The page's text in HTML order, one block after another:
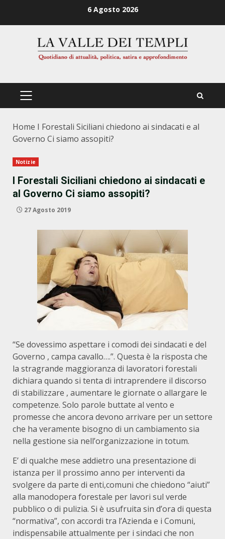
6 Agosto 2026
PRIMÄRES
Home I Forestali Siciliani chiedono ai sindacati e al
Governo Ci siamo assopiti?
Notizie
I Forestali Siciliani chiedono ai sindacati e
al Governo Ci siamo assopiti?
27 Agosto 2019
“Se dovessimo aspettare i comodi dei sindacati e del
Governo , campa cavallo….”. Questa è la risposta che
la stragrande maggioranza di lavoratori forestali
dichiara quando si tenta di intraprendere il discorso
di stabilizzare , aumentare le giornate o allargare le
competenze. Solo parole buttate al vento e
promesse che ancora devono arrivare per un settore
che ha veramente bisogno di un cambiamento sia
nella gestione sia nell’organizzazione in totum.
E’ di qualche mese addietro una presentazione di
istanza per ìl prossimo anno per interventi da
svolgere da parte di enti,comuni che chiedono “aiuti”
alla manodopera forestale per lavori sul verde
pubblico o di pulizia. Si è usufruita sin d’ora di questa
“normativa”, con accordi tra l’Azienda e i Comuni,
indispensabile attualmente per i sindaci che non